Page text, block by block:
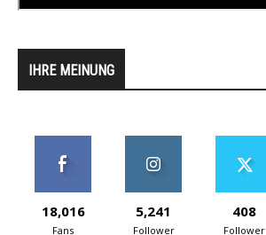
IHRE MEINUNG
18,016
Fans
5,241
Follower
408
Follower